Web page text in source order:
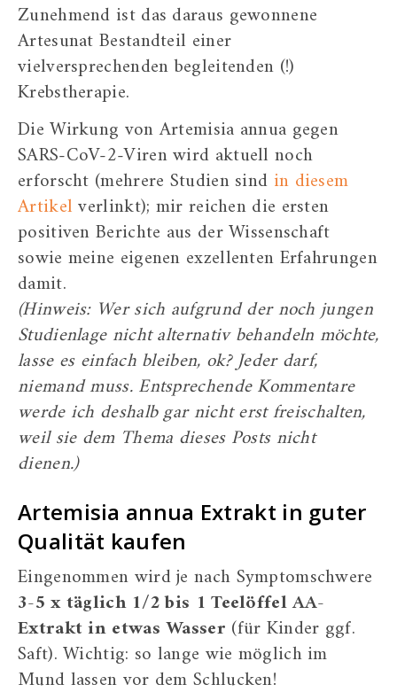
Zunehmend ist das daraus gewonnene
Artesunat Bestandteil einer
vielversprechenden begleitenden (!)
Krebstherapie.
Die Wirkung von Artemisia annua gegen
SARS-CoV-2-Viren wird aktuell noch
erforscht (mehrere Studien sind in diesem
Artikelverlinkt); mir reichen die ersten
positiven Berichte aus der Wissenschaft
sowie meine eigenen exzellenten Erfahrungen
damit.
(Hinweis: Wer sich aufgrund der noch jungen
Studienlage nicht alternativ behandeln möchte,
lasse es einfach bleiben, ok? Jeder darf,
niemand muss. Entsprechende Kommentare
werde ich deshalb gar nicht erst freischalten,
weil sie dem Thema dieses Posts nicht
dienen.)
Artemisia annua Extrakt in guter
Qualität kaufen
Eingenommen wird je nach Symptomschwere
3-5 x täglich 1/2 bis 1 Teelöffel AA-
Extrakt in etwas Wasser (für Kinder ggf.
Saft). Wichtig: so lange wie möglich im
Mund lassen vor dem Schlucken!